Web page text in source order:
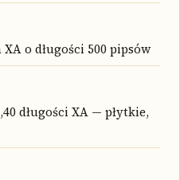
o długości 500 pipsów
długości XA — płytkie,